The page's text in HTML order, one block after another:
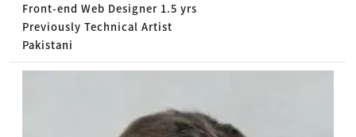
Front-end Web Designer 1.5 yrs
Previously Technical Artist
Pakistani